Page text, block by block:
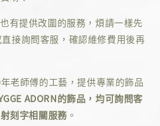
也有提供改圍的服務，煩請一樣先
接詢問客服，確認維修費用後再
老師傅的工藝，提供專業的飾品
ADORN的飾品，均可詢問客
刻字相關服務 。